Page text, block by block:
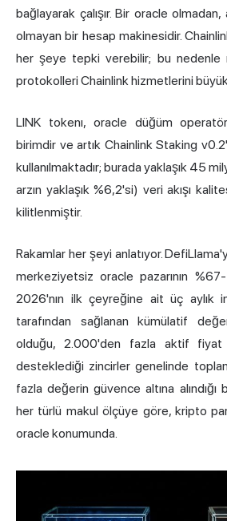
bağlayarak çalışır. Bir oracle olmadan,
olmayan bir hesap makinesidir.
her şeye tepki verebilir; bu nedenle
protokolleri Chainlink hizmetlerini
LINK tokenı, oracle düğüm
birimdir ve artık Chainlink Staking
kullanılmaktadır; burada yaklaşık 45
arzın yaklaşık %6,2'si) veri akışı
kilitlenmiştir.
Rakamlar her şeyi anlatıyor.
merkeziyetsiz oracle pazarının
2026'nın ilk çeyreğine ait üç aylık
tarafından sağlanan kümülatif
olduğu, 2.000'den fazla aktif fiyat
desteklediği zincirler genelinde
fazla değerin güvence altına alındığı
her türlü makul ölçüye göre, kripto
oracle konumunda.